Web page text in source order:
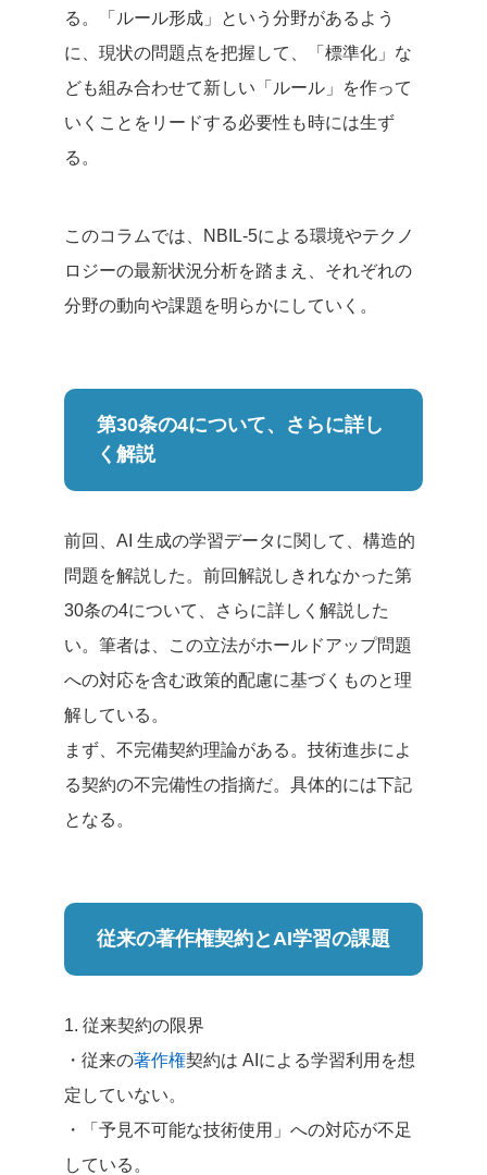
る。「ルール形成」という分野があるよう
に、現状の問題点を把握して、「標準化」な
ども組み合わせて新しい「ルール」を作って
いくことをリードする必要性も時には生ず
る。
このコラムでは、NBIL-5による環境やテクノ
ロジーの最新状況分析を踏まえ、それぞれの
分野の動向や課題を明らかにしていく。
第30条の4について、さらに詳し
く解説
前回 AI 生成の学習データに関して、 構造的
問題を解説 した。 前回解説しきれなかった第
30条の4について、さらに詳しく解説した
い。 筆者は、この立法がホールドアップ問題
への対応を含む政策的配慮に基づくものと理
解している。
まず、不完備契約理論がある。 技術進歩によ
る契約の不完備性の指摘だ。具体的には下記
となる。
従来の著作権契約とAI学習の課題
1. 従来契約の限界
・従来の著作権契約は AIによる学習利用を想
定していない。
・「予見不可能な技術使用」への対応が不足
している。